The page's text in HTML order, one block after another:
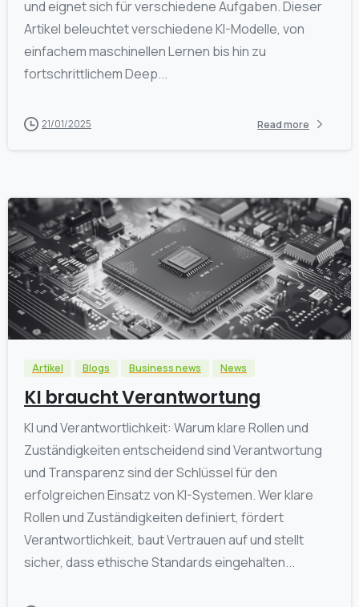
und eignet sich für verschiedene Aufgaben. Dieser
Artikel beleuchtet verschiedene KI-Modelle, von
einfachem maschinellen Lernen bis hin zu
fortschrittlichem Deep...
21/01/2025 Read more
0
Artikel Blogs Business news News
KI braucht Verantwortung
KI und Verantwortlichkeit: Warum klare Rollen und
Zuständigkeiten entscheidend sind Verantwortung
und Transparenz sind der Schlüssel für den
erfolgreichen Einsatz von KI-Systemen. Wer klare
Rollen und Zuständigkeiten definiert, fördert
Verantwortlichkeit, baut Vertrauen auf und stellt
sicher, dass ethische Standards eingehalten...